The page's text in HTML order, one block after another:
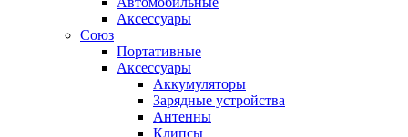
Аксессуары
Союз
Портативные
Аксессуары
Аккумуляторы
Зарядные устройства
Антенны
Клипсы